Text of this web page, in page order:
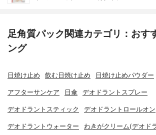
足角質パック関連カテゴリ：おす
ング
日焼け止め 飲む日焼け止め 日焼け止めパウダー
アフターサンケア 日傘 デオドラントスプレー
デオドラントスティック デオドラントロールオン
デオドラントウォーター わきがクリーム(デオド